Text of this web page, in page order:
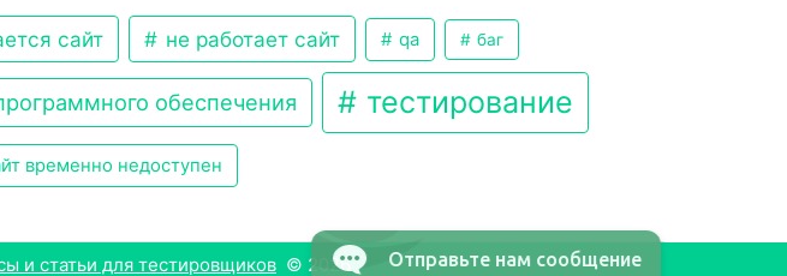
сайт не работает сайт qa баг
обеспечения тестирование
временно недоступен
и статьи для тестировщиков © 2026 Отправьте нам сообщение